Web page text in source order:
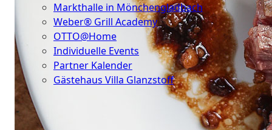
Markthalle in Mönchengladbach
Weber® Grill Academy
OTTO@Home
Individuelle Events
Partner Kalender
Gästehaus Villa Glanzstoff
Gutscheine